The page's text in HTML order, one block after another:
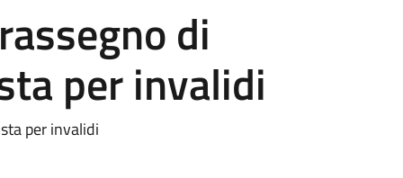
di
per invalidi
per invalidi